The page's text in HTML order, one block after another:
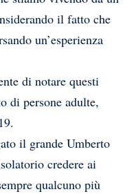
il fatto che
un’esperienza
di notare questi
di persone adulte,
il grande Umberto
credere ai
qualcuno più